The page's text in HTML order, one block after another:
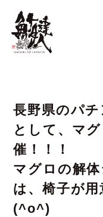
長野県のパ
として、マ
催！！！
マグロの解
は、椅子が
(^o^)